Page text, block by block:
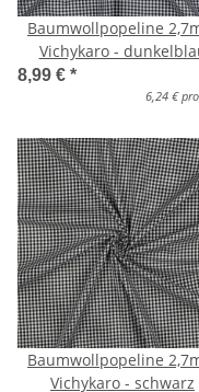
Baumwollpopeline
Vichykaro -
8,99 € *
6,24 €
Baumwollpopeline
Vichykaro - schwarz